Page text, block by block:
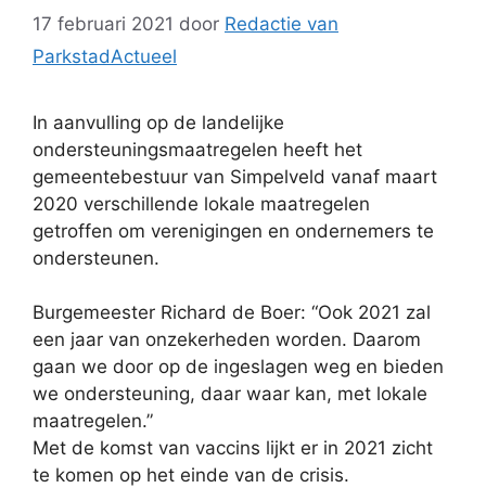
17 februari 2021 door Redactie van
ParkstadActueel
In aanvulling op de landelijke
ondersteuningsmaatregelen heeft het
gemeentebestuur van Simpelveld vanaf maart
2020 verschillende lokale maatregelen
getroffen om verenigingen en ondernemers te
ondersteunen.
Burgemeester Richard de Boer: “Ook 2021 zal
een jaar van onzekerheden worden. Daarom
gaan we door op de ingeslagen weg en bieden
we ondersteuning, daar waar kan, met lokale
maatregelen.”
Met de komst van vaccins lijkt er in 2021 zicht
te komen op het einde van de crisis.